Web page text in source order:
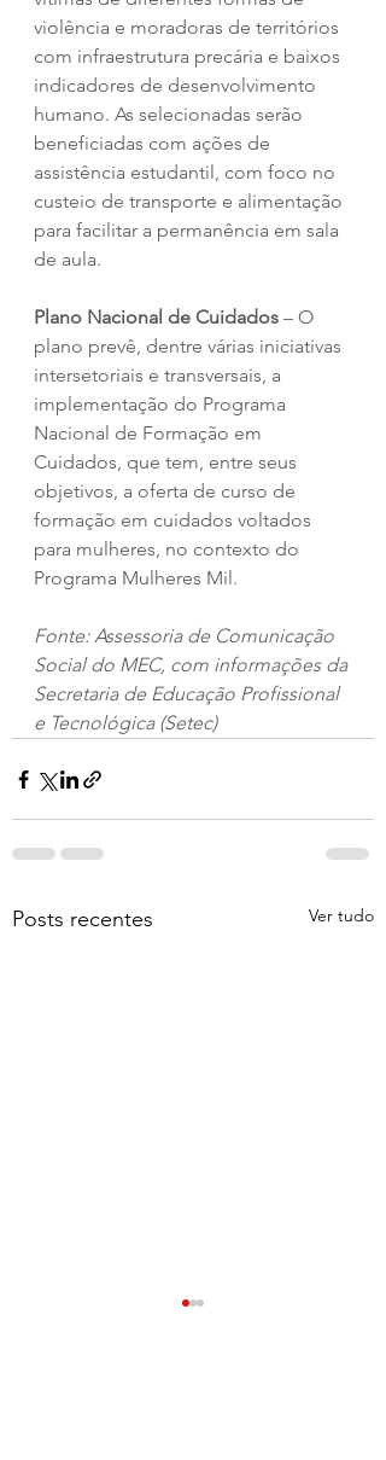
violência e moradoras de territórios
com infraestrutura precária e baixos
indicadores de desenvolvimento
humano. As selecionadas serão
beneficiadas com ações de
assistência estudantil, com foco no
custeio de transporte e alimentação
para facilitar a permanência em sala
de aula.
Plano Nacional de Cuidados – O
plano prevê, dentre várias iniciativas
intersetoriais e transversais, a
implementação do Programa
Nacional de Formação em
Cuidados, que tem, entre seus
objetivos, a oferta de curso de
formação em cuidados voltados
para mulheres, no contexto do
Programa Mulheres Mil.
Fonte: Assessoria de Comunicação
Social do MEC, com informações da
Secretaria de Educação Profissional
e Tecnológica (Setec)
Posts recentes Ver tudo